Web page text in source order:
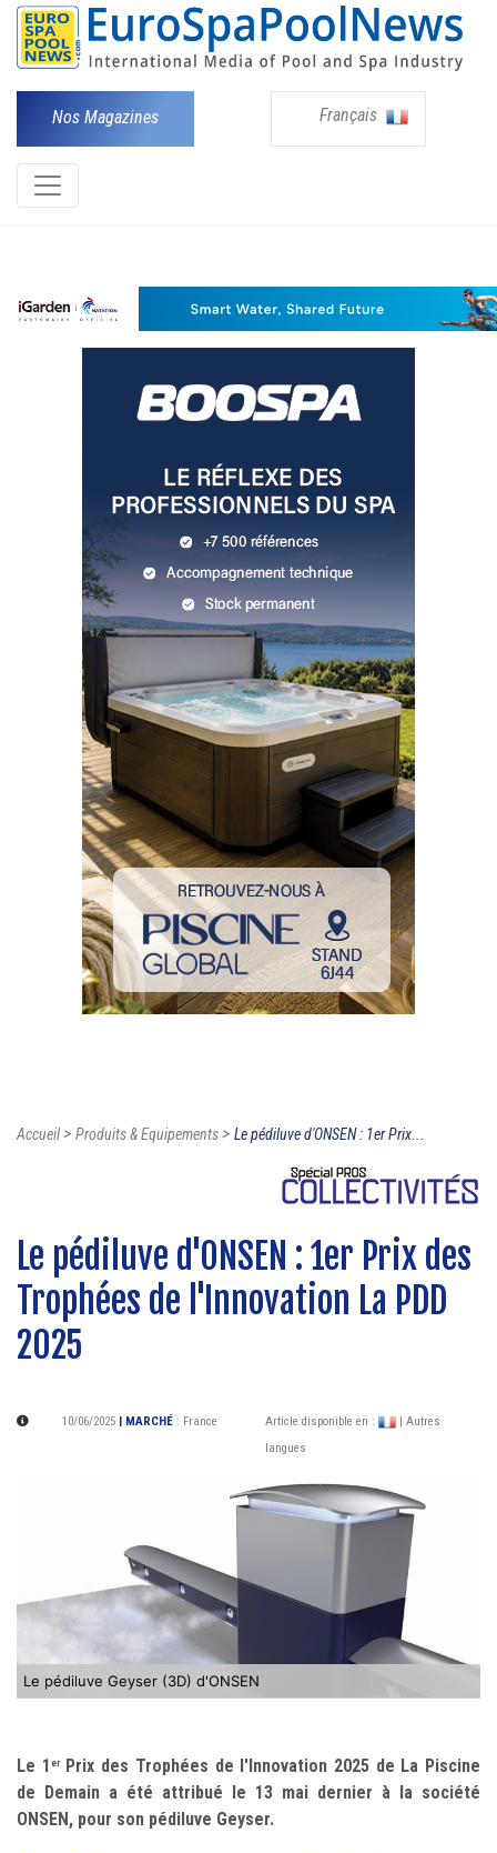
Nos Magazines Français
Accueil> Produits & Equipements> Le pédiluve d'ONSEN : 1er Prix...
Le pédiluve d'ONSEN : 1er Prix des
Trophées de l'Innovation La PDD
2025
10/06/2025 | MARCHÉ : France Article disponible en :
| Autres
langues
Le pédiluve Geyser (3D) d'ONSEN
Le 1erPrix des Trophées de l'Innovation 2025 de La Piscine
de Demain a été attribué le 13 mai dernier à la société
ONSEN, pour son pédiluve Geyser.